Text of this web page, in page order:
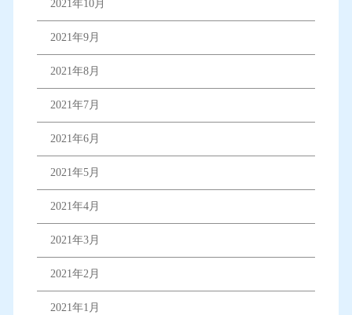
2021年10月
2021年9月
2021年8月
2021年7月
2021年6月
2021年5月
2021年4月
2021年3月
2021年2月
2021年1月